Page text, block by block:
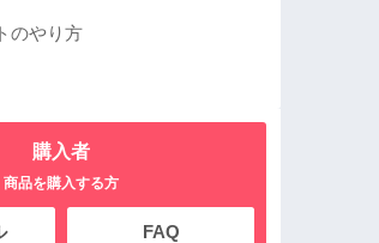
のやり方
購入者
商品を購入する方
FAQ